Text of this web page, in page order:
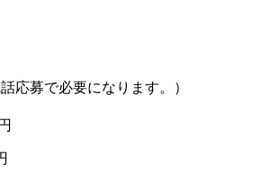
応募で必要になります。）
円